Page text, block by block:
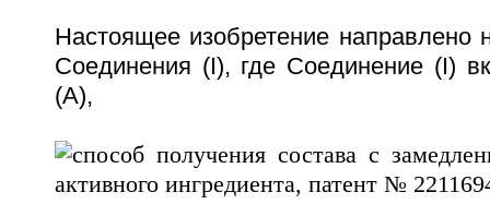
Настоящее изобретение направлено
Соединения (I), где Соединение (I)
(А),